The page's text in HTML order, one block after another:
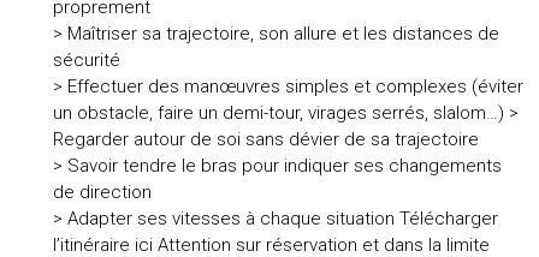
proprement
> Maîtriser sa trajectoire, son allure et les distances de
sécurité
> Effectuer des manœuvres simples et complexes (éviter
un obstacle, faire un demi-tour, virages serrés, slalom…) >
Regarder autour de soi sans dévier de sa trajectoire
> Savoir tendre le bras pour indiquer ses changements
de direction
> Adapter ses vitesses à chaque situation Télécharger
l’itinéraire ici Attention sur réservation et dans la limite